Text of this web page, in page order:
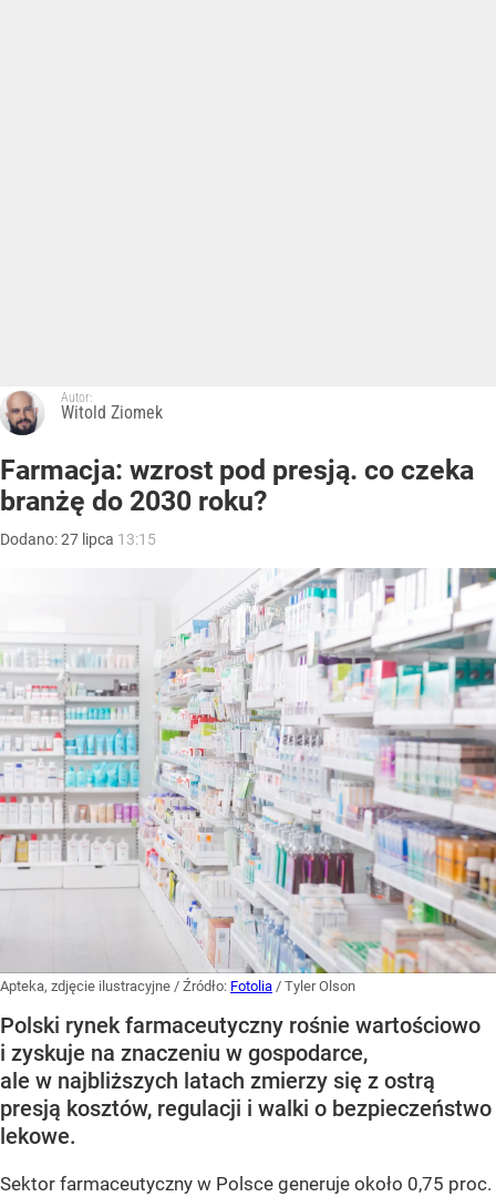
Autor:
Witold Ziomek
Farmacja: wzrost pod presją. co czeka
branżę do 2030 roku?
Dodano:27 lipca 13:15
Apteka, zdjęcie ilustracyjne / Źródło: Fotolia / Tyler Olson
Polski rynek farmaceutyczny rośnie wartościowo
i zyskuje na znaczeniu w gospodarce,
ale w najbliższych latach zmierzy się z ostrą
presją kosztów, regulacji i walki o bezpieczeństwo
lekowe.
Sektor farmaceutyczny w Polsce generuje około 0,75 proc.